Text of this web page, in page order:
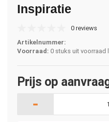
Inspiratie
0 reviews
Artikelnummer:
Voorraad: 0 stuks uit voorraad
Prijs op
-